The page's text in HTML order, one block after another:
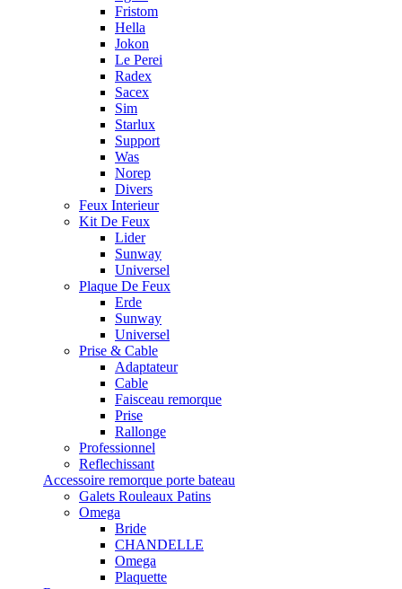
Fristom
Hella
Jokon
Le Perei
Radex
Sacex
Sim
Starlux
Support
Was
Norep
Divers
Feux Interieur
Kit De Feux
Lider
Sunway
Universel
Plaque De Feux
Erde
Sunway
Universel
Prise & Cable
Adaptateur
Cable
Faisceau remorque
Prise
Rallonge
Professionnel
Reflechissant
Accessoire remorque porte bateau
Galets Rouleaux Patins
Omega
Bride
CHANDELLE
Omega
Plaquette